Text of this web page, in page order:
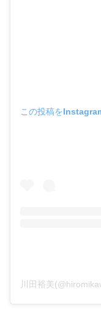
この投稿を
川田裕美